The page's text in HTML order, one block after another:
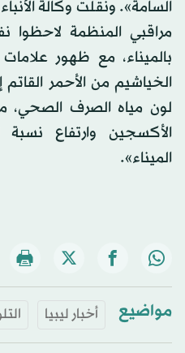
السامة». ونقلت وكالة
بالميناء، مع ظهور
الخياشيم من الأحمر القاتم
لون مياه الصرف
الأكسجين وارتفاع نسبة
الميناء».
مواضيع أخبار ليبيا